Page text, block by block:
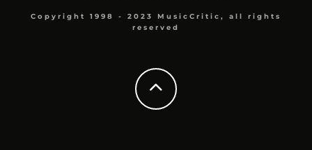
Copyright 1998 - 2023 MusicCritic, all rights
reserved